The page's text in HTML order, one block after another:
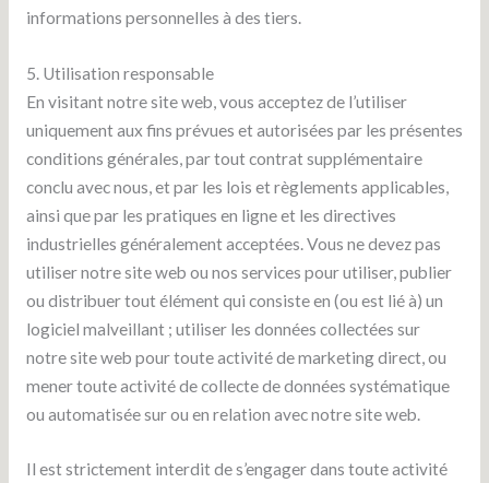
informations personnelles à des tiers.
5. Utilisation responsable
En visitant notre site web, vous acceptez de l’utiliser
uniquement aux fins prévues et autorisées par les présentes
conditions générales, par tout contrat supplémentaire
conclu avec nous, et par les lois et règlements applicables,
ainsi que par les pratiques en ligne et les directives
industrielles généralement acceptées. Vous ne devez pas
utiliser notre site web ou nos services pour utiliser, publier
ou distribuer tout élément qui consiste en (ou est lié à) un
logiciel malveillant ; utiliser les données collectées sur
notre site web pour toute activité de marketing direct, ou
mener toute activité de collecte de données systématique
ou automatisée sur ou en relation avec notre site web.
Il est strictement interdit de s’engager dans toute activité